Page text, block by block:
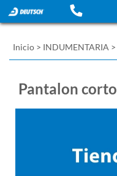
Inicio > INDUMENTARIA >
Pantalon